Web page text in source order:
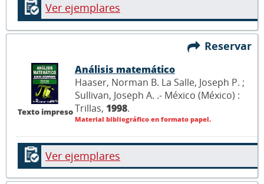
Ver ejemplares
Reservar
Texto impreso
Análisis matemático
Haaser, Norman B. La Salle, Joseph P. ;
Sullivan, Joseph A. .- México (México) :
Trillas, 1998.
Material bibliográfico en formato papel.
Ver ejemplares